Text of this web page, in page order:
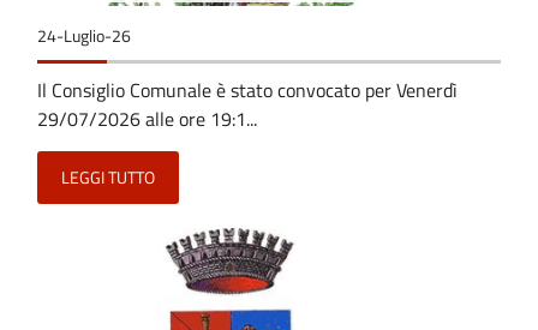
24-Luglio-26
Il Consiglio Comunale è stato convocato per Venerdì
29/07/2026 alle ore 19:1...
LEGGI TUTTO